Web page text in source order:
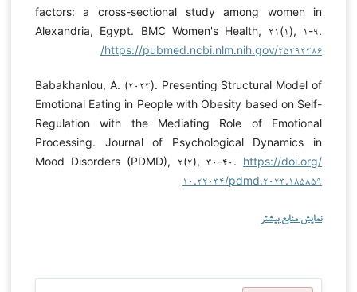
factors: a cross-sectional study among women in
Alexandria, Egypt. BMC Women's Health, ۲۱(۱), ۱-۹.
https://pubmed.ncbi.nlm.nih.gov/۲۵۳۹۲۳۸۶/
Babakhanlou, A. (۲۰۲۳). Presenting Structural Model of
Emotional Eating in People with Obesity based on Self-
Regulation with the Mediating Role of Emotional
Processing. Journal of Psychological Dynamics in
Mood Disorders (PDMD), ۲(۲), ۳۰-۴۰. https://doi.org/
۱۰.۲۲۰۳۴/pdmd.۲۰۲۳.۱۸۵۸۵۹
نمایش منابع بیشتر